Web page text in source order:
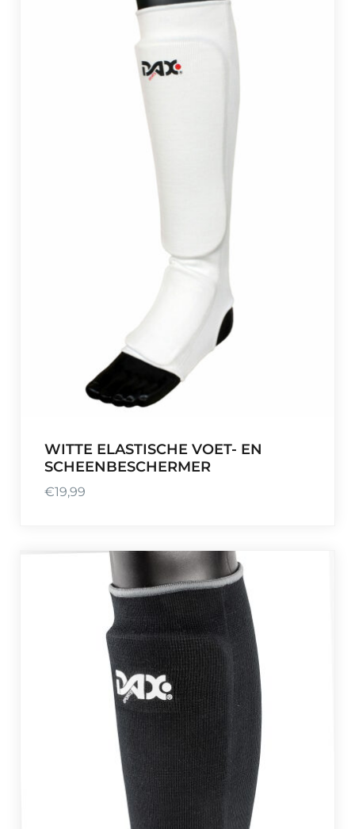
WITTE ELASTISCHE VOET- EN
SCHEENBESCHERMER
€19,99